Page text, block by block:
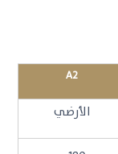
A2
الأرضي